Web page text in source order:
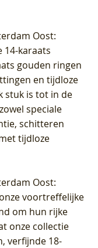
Oost:
14-karaats
gouden ringen
en tijdloze
stuk is tot in de
speciale
schitteren
tijdloze
Oost:
voortreffelijke
om hun rijke
onze collectie
verfijnde 18-